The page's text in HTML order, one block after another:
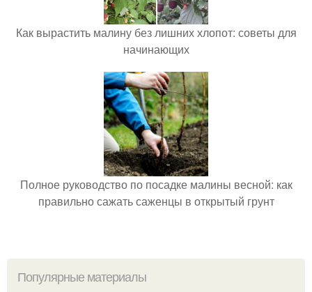
Как вырастить малину без лишних хлопот: советы для
начинающих
Полное руководство по посадке малины весной: как
правильно сажать саженцы в открытый грунт
Популярные материалы